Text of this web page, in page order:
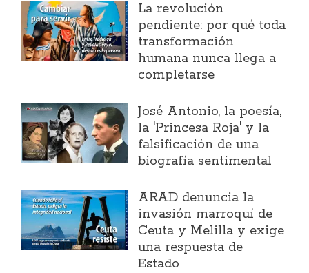
La revolución
pendiente: por qué toda
transformación
humana nunca llega a
completarse
José Antonio, la poesía,
la 'Princesa Roja' y la
falsificación de una
biografía sentimental
ARAD denuncia la
invasión marroquí de
Ceuta y Melilla y exige
una respuesta de
Estado